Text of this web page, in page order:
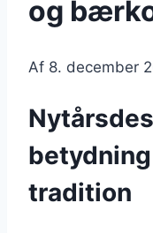
og
Af 8. december
tradition